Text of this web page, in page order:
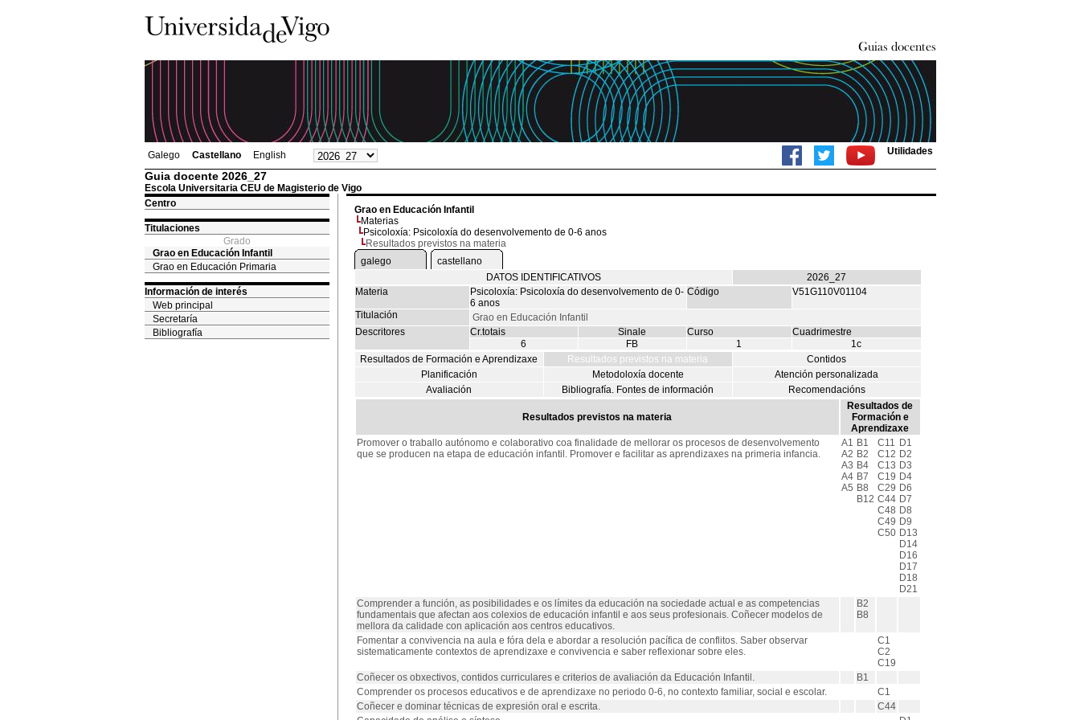
Galego Castellano English Utilidades
Guia docente 2026_27
Escola Universitaria CEU de Magisterio de Vigo
Centro
Titulaciones
Grado
Grao en Educación Infantil
Grao en Educación Primaria
Información de interés
Web principal
Secretaría
Bibliografía
Grao en Educación Infantil
Materias
Psicoloxía: Psicoloxía do desenvolvemento de 0-6 anos
Resultados previstos na materia
galego
castellano
DATOS IDENTIFICATIVOS
2026_27
Materia
Psicoloxía: Psicoloxía do desenvolvemento de 0-
6 anos
Código V51G110V01104
Titulación
Grao en Educación Infantil
Descritores
Cr.totais Sinale Curso
Cuadrimestre
6
FB 1
1c
Resultados de Formación e Aprendizaxe
Resultados previstos na materia
Contidos
Planificación
Metodoloxía docente
Atención personalizada
Avaliación
Bibliografía. Fontes de información Recomendacións
Resultados previstos na materia
Resultados de
Formación e
Aprendizaxe
Promover o traballo autónomo e colaborativo coa finalidade de mellorar os procesos de desenvolvemento
que se producen na etapa de educación infantil. Promover e facilitar as aprendizaxes na primeria infancia.
A1
A2
A3
A4
A5
B1
B2
B4
B7
B8
B12
C11
C12
C13
C19
C29
C44
C48
C49
C50
D1
D2
D3
D4
D6
D7
D8
D9
D13
D14
D16
D17
D18
D21
Comprender a función, as posibilidades e os límites da educación na sociedade actual e as competencias
fundamentais que afectan aos colexios de educación infantil e aos seus profesionais. Coñecer modelos de
mellora da calidade con aplicación aos centros educativos.
B2
B8
Fomentar a convivencia na aula e fóra dela e abordar a resolución pacífica de conflitos. Saber observar
sistematicamente contextos de aprendizaxe e convivencia e saber reflexionar sobre eles.
C1
C2
C19
Coñecer os obxectivos, contidos curriculares e criterios de avaliación da Educación Infantil.
B1
Comprender os procesos educativos e de aprendizaxe no periodo 0-6, no contexto familiar, social e escolar.
C1
Coñecer e dominar técnicas de expresión oral e escrita.
C44